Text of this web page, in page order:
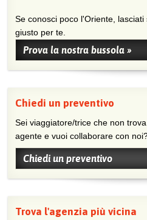
Se conosci poco l'Oriente,
giusto per te.
Prova la nostra bussola »
Chiedi un preventivo
Sei viaggiatore/trice che non trova un’agenzia vicina o sei
agente e vuoi collaborare con
Chiedi un preventivo
Trova l'agenzia più vicina